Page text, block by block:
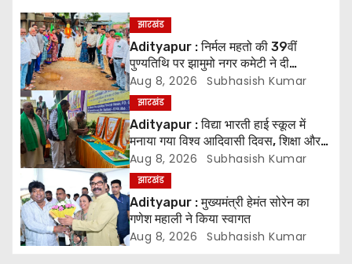
a
v
i
g
a
t
i
o
झारखंड
Adityapur : निर्मल महतो की 39वीं
पुण्यतिथि पर झामुमो नगर कमेटी ने दी
श्रद्धांजलि
Aug 8, 2026 Subhasish Kumar
झारखंड
Adityapur : विद्या भारती हाई स्कूल में
मनाया गया विश्व आदिवासी दिवस, शिक्षा और
संस्कृति संरक्षण पर जोर
Aug 8, 2026 Subhasish Kumar
झारखंड
Adityapur : मुख्यमंत्री हेमंत सोरेन का
गणेश महाली ने किया स्वागत
Aug 8, 2026 Subhasish Kumar